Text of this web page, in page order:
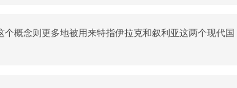
个概念则更多地被用来特指伊拉克和叙利亚这两个现代国